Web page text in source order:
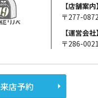
【店舗案
〒277-
【運営会
〒286-
来店予約